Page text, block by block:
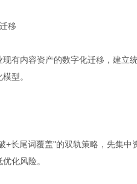
移
现有内容资产的数字化迁移，建立
型。
+长尾词覆盖"的双轨策略，先集
化风险。